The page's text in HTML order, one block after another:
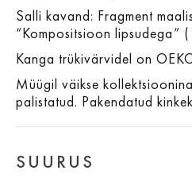
Salli kavand: Fragment
“Kompositsioon lipsudega”
Kanga trükivärvidel on
Müügil väikse
palistatud. Pakendatud
SUURUS